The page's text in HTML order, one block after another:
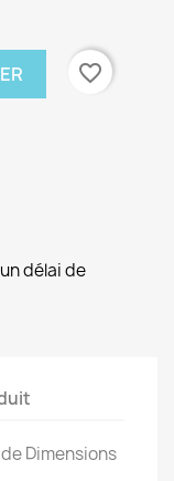
favorite_border
délai de
Dimensions